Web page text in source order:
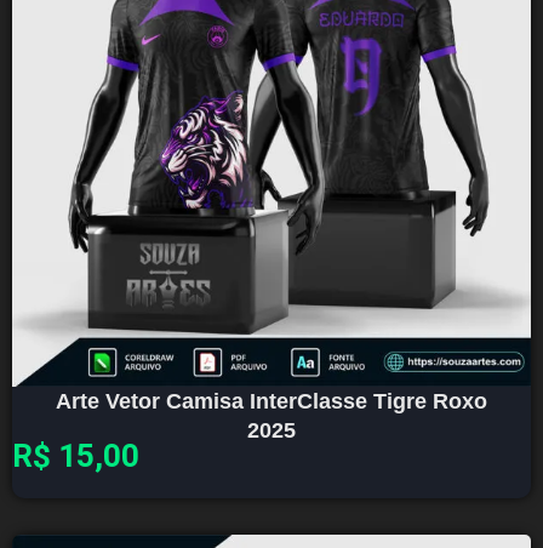
Arte Vetor Camisa InterClasse Tigre Roxo
2025
R$ 15,00